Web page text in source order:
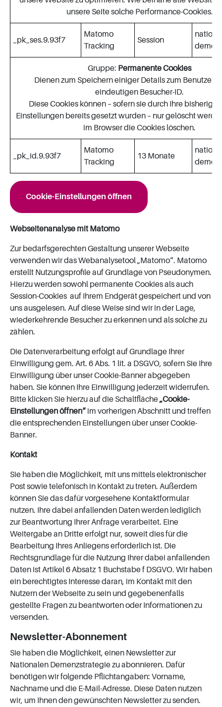
unsere Seite solche Performance-Cookies.
_pk_ses.9.93f7
Matomo
Tracking
Session
Gruppe: Permanente Cookies
Dienen zum Speichern einiger Details zum Benutzer,
eindeutigen Besucher-ID.
Diese Cookies können – sofern sie durch Ihre
Einstellungen bereits gesetzt wurden – nur gelöscht
im Browser die Cookies löschen.
_pk_id.9.93f7
Matomo
Tracking
13 Monate
Cookie-Einstellungen öffnen
Webseitenanalyse mit Matomo
Zur bedarfsgerechten Gestaltung unserer Webseite
verwenden wir das Webanalysetool „Matomo“. Matomo
erstellt Nutzungsprofile auf Grundlage von Pseudonymen.
Hierzu werden sowohl permanente Cookies als auch
Session-Cookies auf Ihrem Endgerät gespeichert und von
uns ausgelesen. Auf diese Weise sind wir in der Lage,
wiederkehrende Besucher zu erkennen und als solche zu
zählen.
Die Datenverarbeitung erfolgt auf Grundlage Ihrer
Einwilligung gem. Art. 6 Abs. 1 lit. a DSGVO, sofern Sie Ihre
Einwilligung über unser Cookie-Banner abgegeben
haben. Sie können Ihre Einwilligung jederzeit widerrufen.
Bitte klicken Sie hierzu auf die Schaltfläche„Cookie-
Einstellungen öffnen“ im vorherigen Abschnitt und treffen
die entsprechenden Einstellungen über unser Cookie-
Banner.
Kontakt
Sie haben die Möglichkeit, mit uns mittels elektronischer
Post sowie telefonisch in Kontakt zu treten. Außerdem
können Sie das dafür vorgesehene Kontaktformular
nutzen. Ihre dabei anfallenden Daten werden lediglich
zur Beantwortung Ihrer Anfrage verarbeitet. Eine
Weitergabe an Dritte erfolgt nur, soweit dies für die
Bearbeitung Ihres Anliegens erforderlich ist. Die
Rechtsgrundlage für die Nutzung Ihrer dabei anfallenden
Daten ist Artikel 6 Absatz 1 Buchstabe f DSGVO. Wir haben
ein berechtigtes Interesse daran, im Kontakt mit den
Nutzern der Webseite zu sein und gegebenenfalls
gestellte Fragen zu beantworten oder Informationen zu
versenden.
Newsletter-Abonnement
Sie haben die Möglichkeit, einen Newsletter zur
Nationalen Demenzstrategie zu abonnieren. Dafür
benötigen wir folgende Pflichtangaben: Vorname,
Nachname und die E-Mail-Adresse. Diese Daten nutzen
wir, um Ihnen den gewünschten Newsletter zu senden.